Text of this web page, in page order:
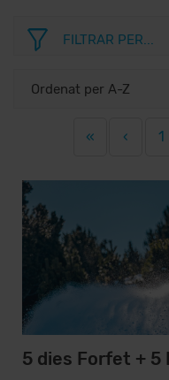
FILTRAR PER...
« ‹ 1
5 dies Forfet + 5